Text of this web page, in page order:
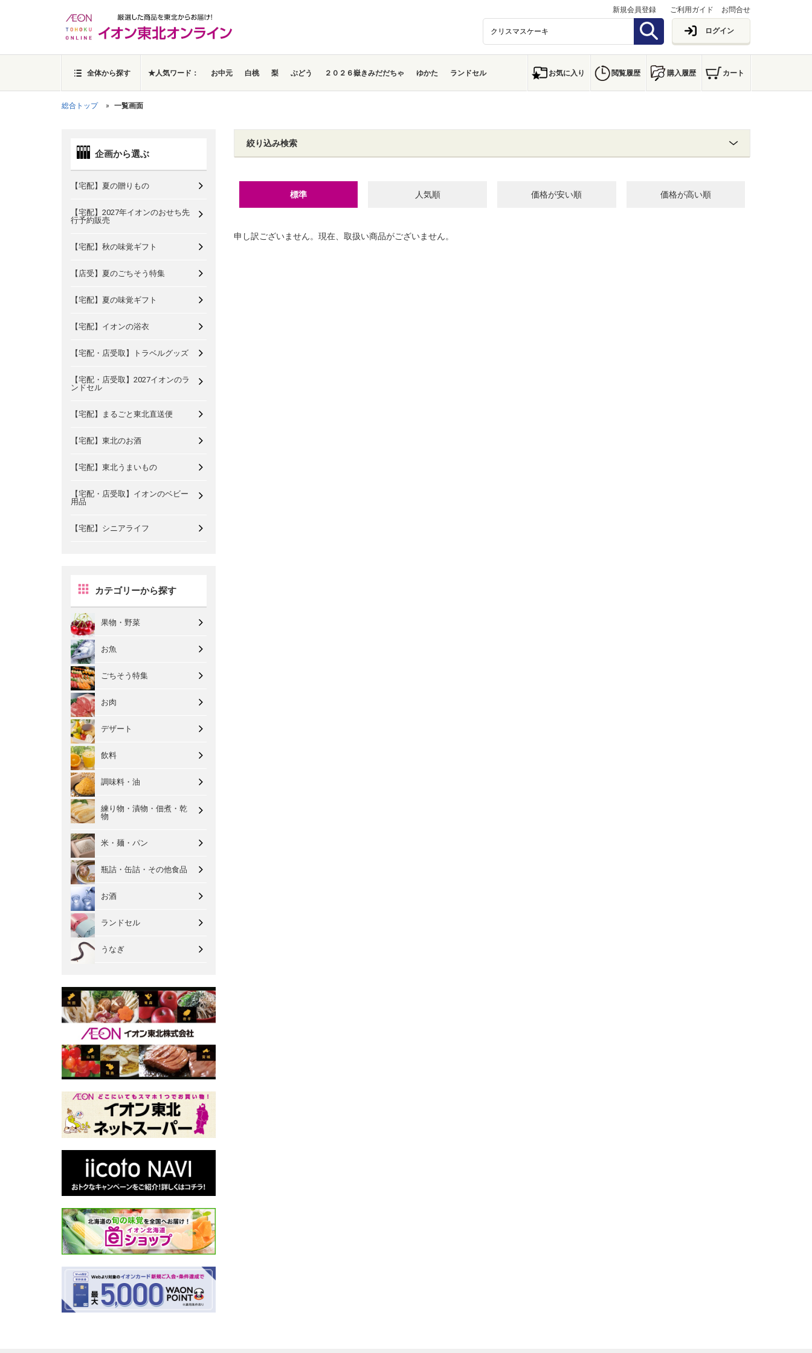
新規会員登録 ご利用ガイド お問合せ
ログイン
全体から探す ★人気ワード： お中元 白桃 梨 ぶどう ２０２６嶽きみだだちゃ ゆかた ランドセル お気に入り 閲覧履歴 購入履歴 カート
総合トップ 一覧画面
企画から選ぶ
【宅配】夏の贈りもの
【宅配】2027年イオンのおせち先
行予約販売
【宅配】秋の味覚ギフト
【店受】夏のごちそう特集
【宅配】夏の味覚ギフト
【宅配】イオンの浴衣
【宅配・店受取】トラベルグッズ
【宅配・店受取】2027イオンのラ
ンドセル
【宅配】まるごと東北直送便
【宅配】東北のお酒
【宅配】東北うまいもの
【宅配・店受取】イオンのベビー
用品
【宅配】シニアライフ
カテゴリーから探す
果物・野菜
お魚
ごちそう特集
お肉
デザート
飲料
調味料・油
練り物・漬物・佃煮・乾
物
米・麺・パン
瓶詰・缶詰・その他食品
お酒
ランドセル
うなぎ
絞り込み検索
標準 人気順 価格が安い順 価格が高い順
申し訳ございません。現在、取扱い商品がございません。